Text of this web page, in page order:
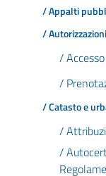
/ Appalti
/ Autorizzazioni
/
/
/ Catasto e
/
/